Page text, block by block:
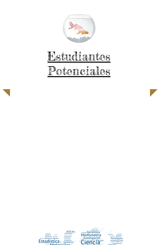
Estudiantes
Potenciales